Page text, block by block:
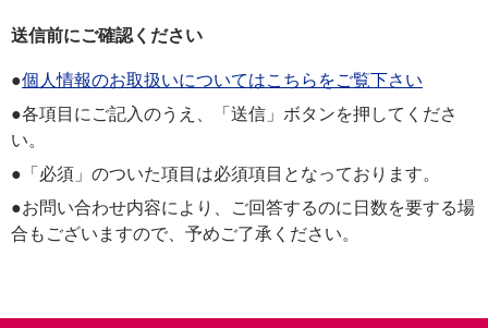
送信前にご確認ください
●個人情報のお取扱いについてはこちらをご覧下さい
●各項目にご記入のうえ、「送信」ボタンを押してくださ
い。
●「必須」のついた項目は必須項目となっております。
●お問い合わせ内容により、ご回答するのに日数を要する場
合もございますので、予めご了承ください。